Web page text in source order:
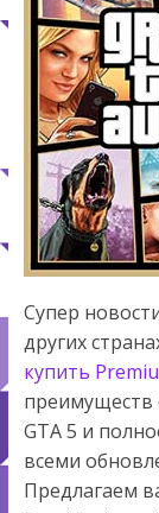
Супер
других
купить
преимуществ
GTA 5 и
всеми
Предлагаем